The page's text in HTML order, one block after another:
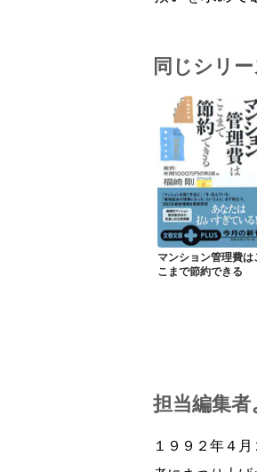
同じシリ
マンション管理費は
こまで節約できる
担当編集者
１９９２年４